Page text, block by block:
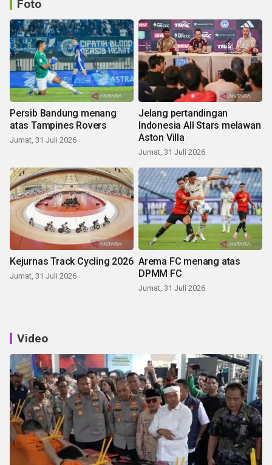
Foto
Persib Bandung menang
atas Tampines Rovers
Jumat, 31 Juli 2026
Jelang pertandingan
Indonesia All Stars melawan
Aston Villa
Jumat, 31 Juli 2026
Kejurnas Track Cycling 2026
Jumat, 31 Juli 2026
Arema FC menang atas
DPMM FC
Jumat, 31 Juli 2026
Video